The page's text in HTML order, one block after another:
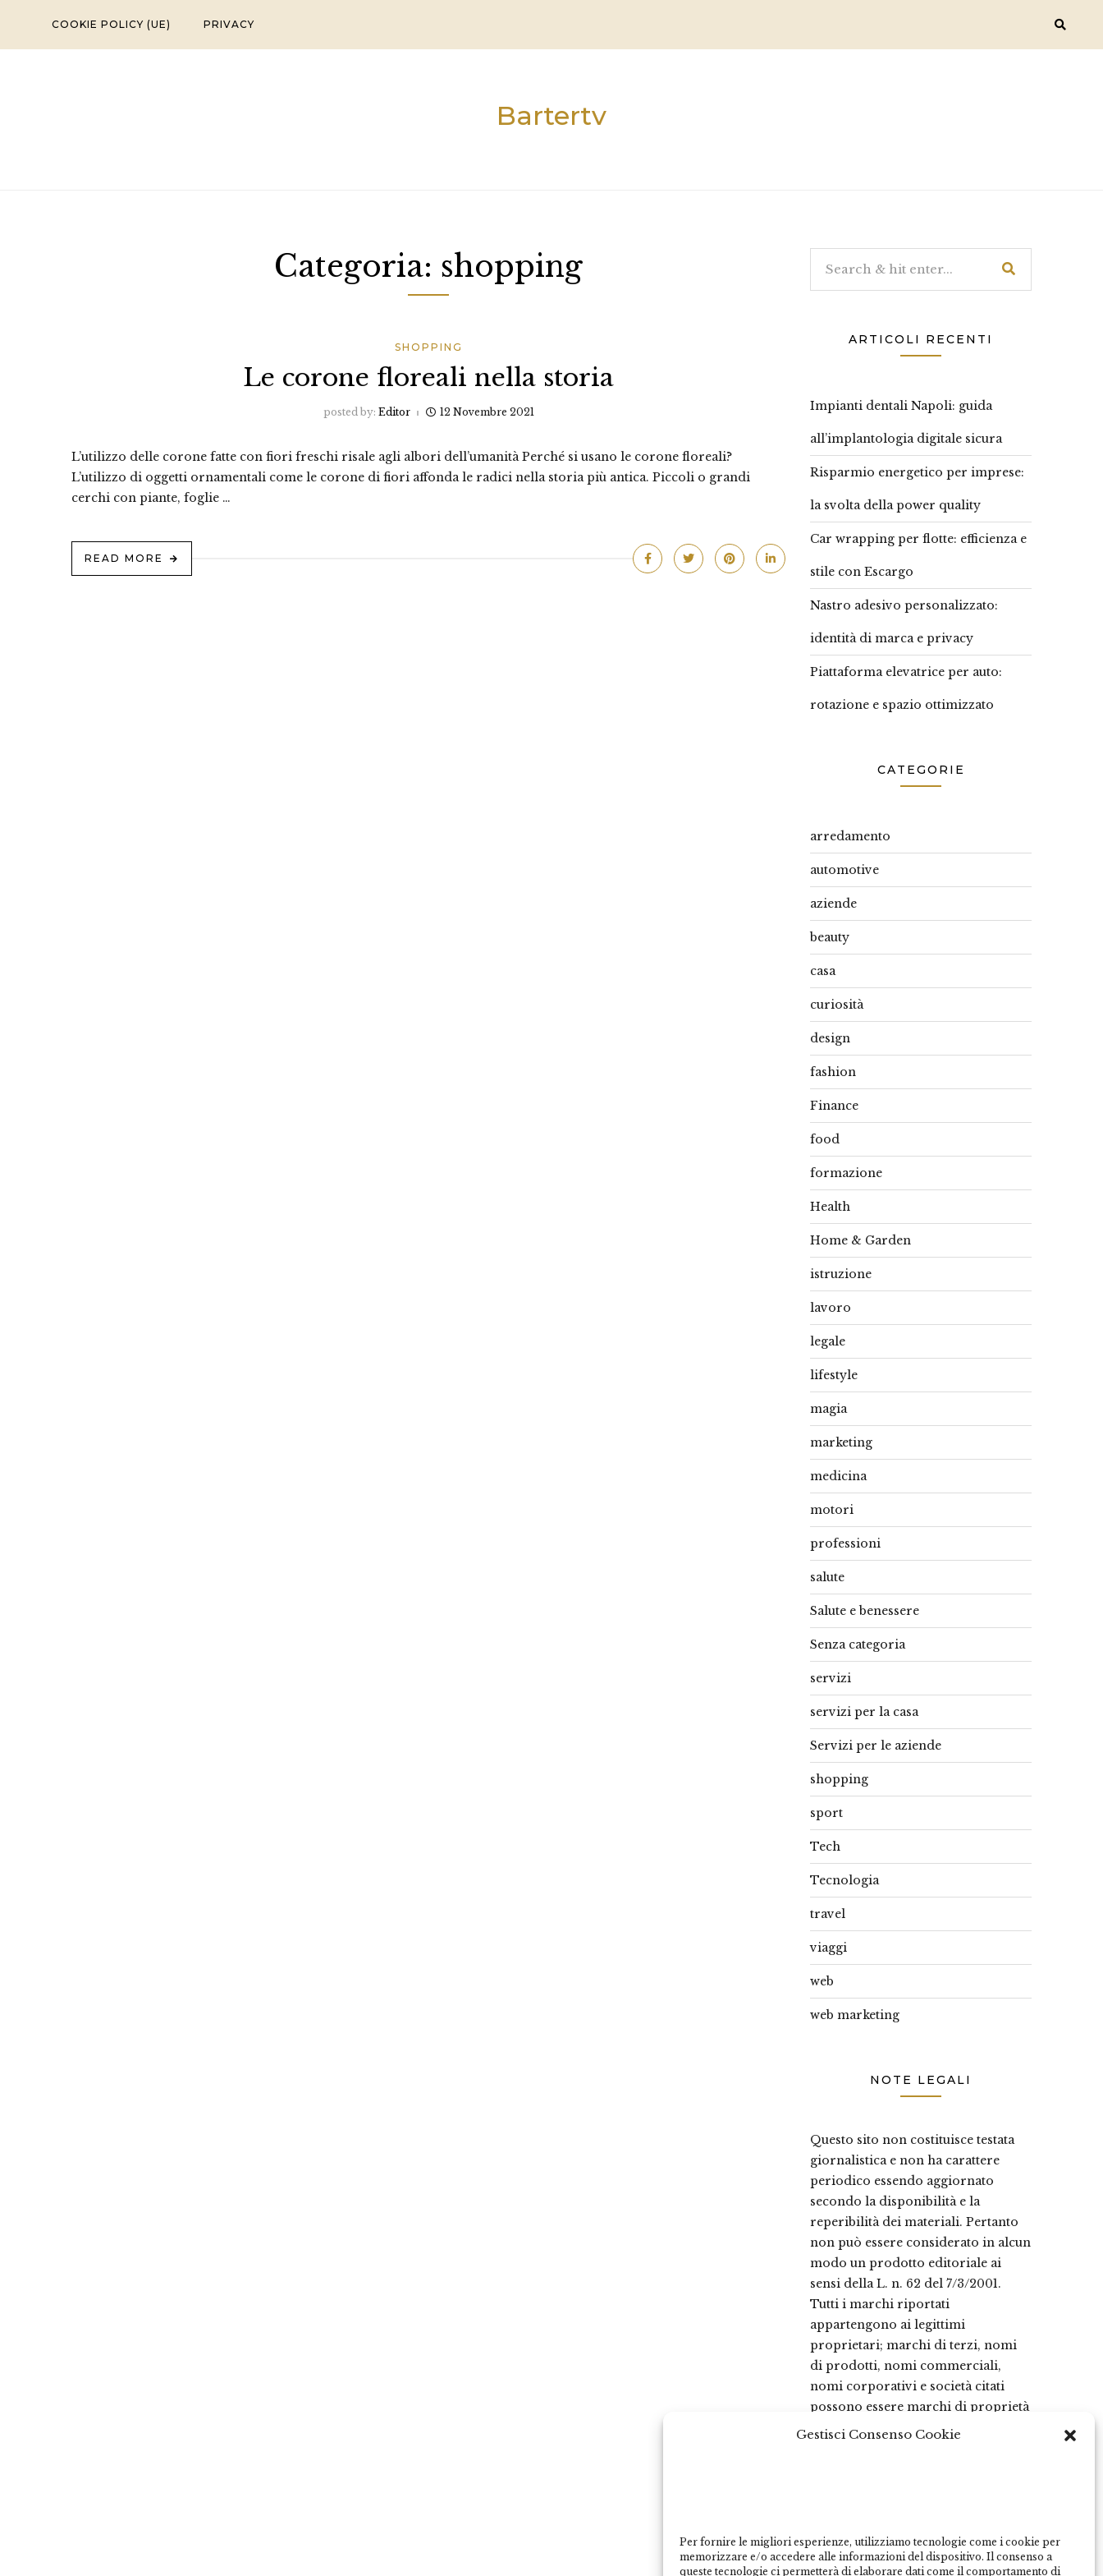
Gestisci Consenso Cookie
Per fornire le migliori esperienze, utilizziamo tecnologie come i cookie per
memorizzare e/o accedere alle informazioni del dispositivo. Il consenso a
queste tecnologie ci permetterà di elaborare dati come il comportamento di
content
COOKIE POLICY (UE) PRIVACY
Bartertv
Categoria: shopping
SHOPPING
Le corone floreali nella storia
posted by: Editor 12 Novembre 2021
L’utilizzo delle corone fatte con fiori freschi risale agli albori dell’umanità Perché si usano le corone floreali?
L’utilizzo di oggetti ornamentali come le corone di fiori affonda le radici nella storia più antica. Piccoli o grandi
cerchi con piante, foglie …
READ MORE
ARTICOLI RECENTI
Impianti dentali Napoli: guida
all’implantologia digitale sicura
Risparmio energetico per imprese:
la svolta della power quality
Car wrapping per flotte: efficienza e
stile con Escargo
Nastro adesivo personalizzato:
identità di marca e privacy
Piattaforma elevatrice per auto:
rotazione e spazio ottimizzato
CATEGORIE
arredamento
automotive
aziende
beauty
casa
curiosità
design
fashion
Finance
food
formazione
Health
Home & Garden
istruzione
lavoro
legale
lifestyle
magia
marketing
medicina
motori
professioni
salute
Salute e benessere
Senza categoria
servizi
servizi per la casa
Servizi per le aziende
shopping
sport
Tech
Tecnologia
travel
viaggi
web
web marketing
NOTE LEGALI
Questo sito non costituisce testata
giornalistica e non ha carattere
periodico essendo aggiornato
secondo la disponibilità e la
reperibilità dei materiali. Pertanto
non può essere considerato in alcun
modo un prodotto editoriale ai
sensi della L. n. 62 del 7/3/2001.
Tutti i marchi riportati
appartengono ai legittimi
proprietari; marchi di terzi, nomi
di prodotti, nomi commerciali,
nomi corporativi e società citati
possono essere marchi di proprietà
dei rispettivi titolari o marchi
utilizza solo cookie tecnici, in totale
rispetto della normativa europea.